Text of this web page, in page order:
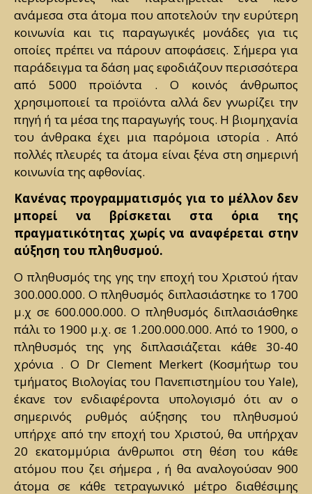
ανάμεσα στα άτομα που αποτελούν την ευρύτερη
κοινωνία και τις παραγωγικές μονάδες για τις
οποίες πρέπει να πάρουν αποφάσεις. Σήμερα για
παράδειγμα τα δάση μας εφοδιάζουν περισσότερα
από 5000 προϊόντα . Ο κοινός άνθρωπος
χρησιμοποιεί τα προϊόντα αλλά δεν γνωρίζει την
πηγή ή τα μέσα της παραγωγής τους. Η βιομηχανία
του άνθρακα έχει μια παρόμοια ιστορία . Από
πολλές πλευρές τα άτομα είναι ξένα στη σημερινή
κοινωνία της αφθονίας.
Κανένας προγραμματισμός για το μέλλον δεν
μπορεί να βρίσκεται στα όρια της
πραγματικότητας χωρίς να αναφέρεται στην
αύξηση του πληθυσμού.
Ο πληθυσμός της γης την εποχή του Χριστού ήταν
300.000.000. Ο πληθυσμός διπλασιάστηκε το 1700
μ.χ σε 600.000.000. Ο πληθυσμός διπλασιάσθηκε
πάλι το 1900 μ.χ. σε 1.200.000.000. Από το 1900, ο
πληθυσμός της γης διπλασιάζεται κάθε 30-40
χρόνια . Ο Dr Clement Merkert (Κοσμήτωρ του
τμήματος Βιολογίας του Πανεπιστημίου του Yale),
έκανε τον ενδιαφέροντα υπολογισμό ότι αν ο
σημερινός ρυθμός αύξησης του πληθυσμού
υπήρχε από την εποχή του Χριστού, θα υπήρχαν
20 εκατομμύρια άνθρωποι στη θέση του κάθε
ατόμου που ζει σήμερα , ή θα αναλογούσαν 900
άτομα σε κάθε τετραγωνικό μέτρο διαθέσιμης